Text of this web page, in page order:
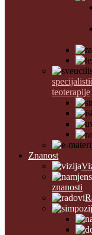
teoterapije
Znanost
znanosti